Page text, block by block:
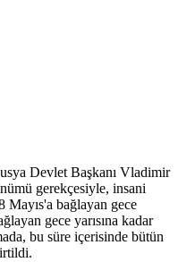
Devlet Başkanı Vladimir
gerekçesiyle, insani
Mayıs'a bağlayan gece
gece yarısına kadar
bu süre içerisinde bütün